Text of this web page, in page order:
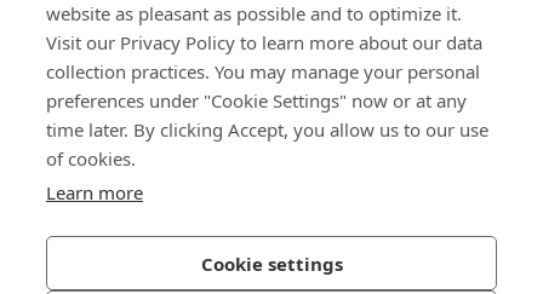
website as pleasant as possible and to optimize it.
Visit our Privacy Policy to learn more about our data
collection practices. You may manage your personal
preferences under "Cookie Settings" now or at any
time later. By clicking Accept, you allow us to our use
of cookies.
Learn more
Cookie settings
Über uns
Bossard Schweiz
Steinhauserstrasse 70
6301 Zug